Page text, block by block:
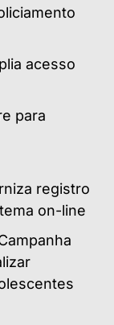
acesso
para
registro
on-line